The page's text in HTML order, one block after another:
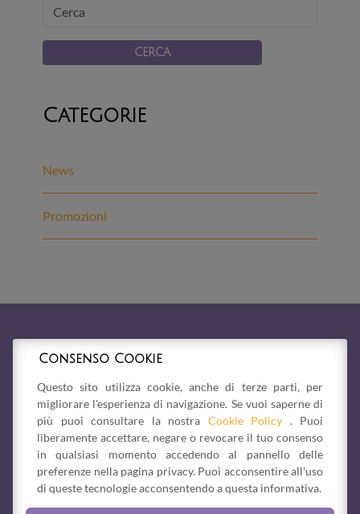
Cerca
CERCA
Categorie
News
Promozioni
Consenso Cookie
Questo sito utilizza cookie, anche di terze parti, per
migliorare l'esperienza di navigazione. Se vuoi saperne di
più puoi consultare la nostra Cookie Policy . Puoi
liberamente accettare, negare o revocare il tuo consenso
in qualsiasi momento accedendo al pannello delle
preferenze nella pagina privacy. Puoi acconsentire all'uso
di queste tecnologie acconsentendo a questa informativa.